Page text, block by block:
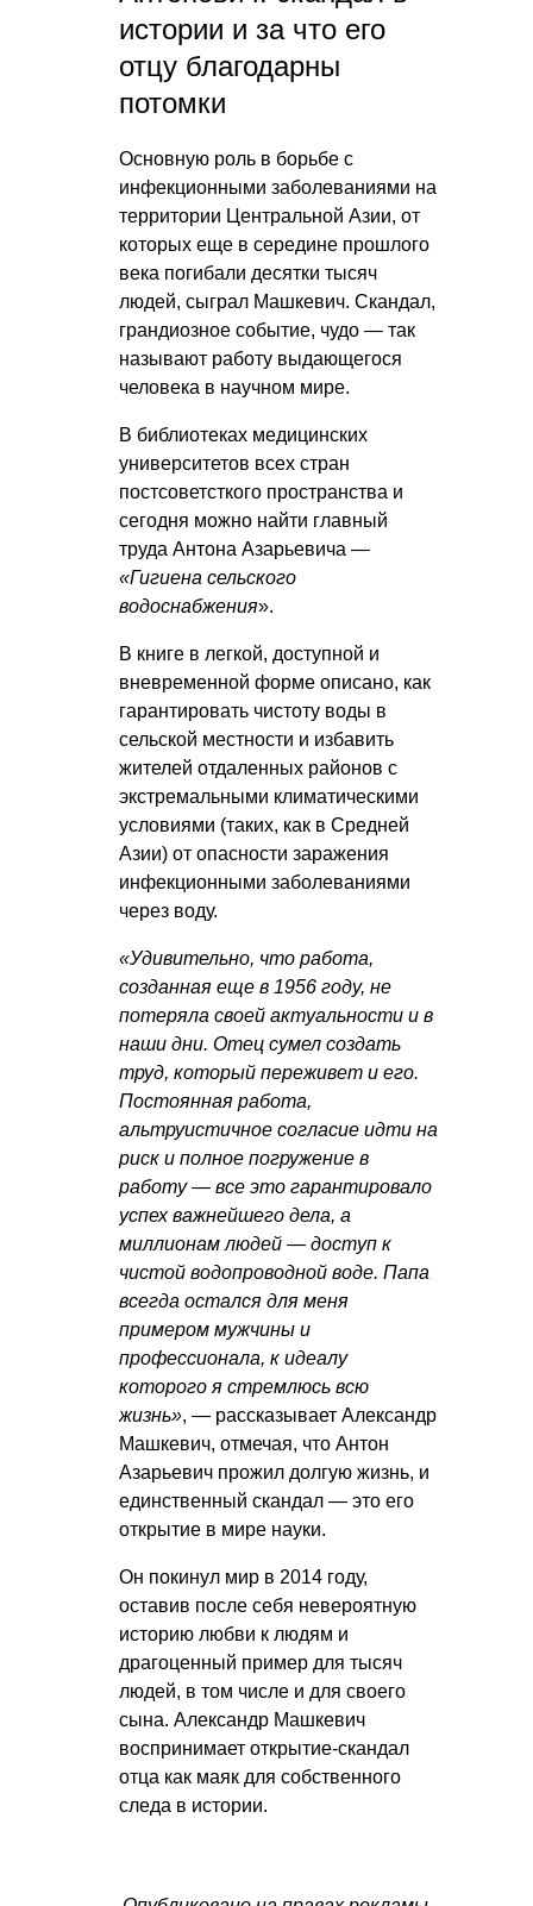
истории и за что его
отцу благодарны
потомки
Основную роль в борьбе с
инфекционными заболеваниями на
территории Центральной Азии, от
которых еще в середине прошлого
века погибали десятки тысяч
людей, сыграл Машкевич. Скандал,
грандиозное событие, чудо — так
называют работу выдающегося
человека в научном мире.
В библиотеках медицинских
университетов всех стран
постсоветсткого пространства и
сегодня можно найти главный
труда Антона Азарьевича —
«Гигиена сельского
водоснабжения».
В книге в легкой, доступной и
вневременной форме описано, как
гарантировать чистоту воды в
сельской местности и избавить
жителей отдаленных районов с
экстремальными климатическими
условиями (таких, как в Средней
Азии) от опасности заражения
инфекционными заболеваниями
через воду.
«Удивительно, что работа,
созданная еще в 1956 году, не
потеряла своей актуальности и в
наши дни. Отец сумел создать
труд, который переживет и его.
Постоянная работа,
альтруистичное согласие идти на
риск и полное погружение в
работу — все это гарантировало
успех важнейшего дела, а
миллионам людей — доступ к
чистой водопроводной воде. Папа
всегда остался для меня
примером мужчины и
профессионала, к идеалу
которого я стремлюсь всю
жизнь», — рассказывает Александр
Машкевич, отмечая, что Антон
Азарьевич прожил долгую жизнь, и
единственный скандал — это его
открытие в мире науки.
Он покинул мир в 2014 году,
оставив после себя невероятную
историю любви к людям и
драгоценный пример для тысяч
людей, в том числе и для своего
сына. Александр Машкевич
воспринимает открытие-скандал
отца как маяк для собственного
следа в истории.